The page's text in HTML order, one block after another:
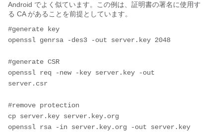
Android でよく似ています。この例は、証明書の署名に使用す
る CA があることを前提としています。
#generate key
openssl genrsa -des3 -out server.key 2048
#generate CSR
openssl req -new -key server.key -out
server.csr
#remove protection
cp server.key server.key.org
openssl rsa -in server.key.org -out server.key